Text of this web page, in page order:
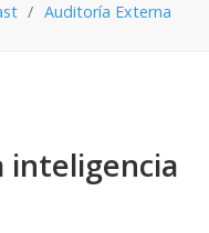
Auditoría Externa
inteligencia